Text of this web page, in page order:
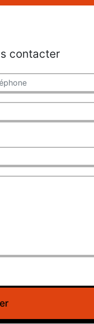
contacter